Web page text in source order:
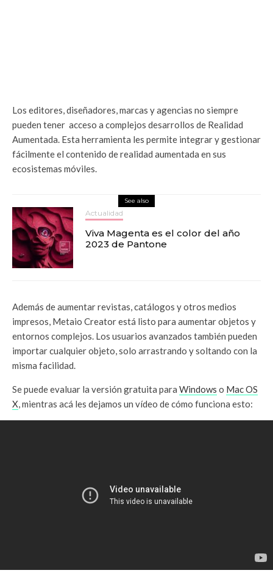
Los editores, diseñadores, marcas y agencias no siempre
pueden tener acceso a complejos desarrollos de Realidad
Aumentada. Esta herramienta les permite integrar y gestionar
fácilmente el contenido de realidad aumentada en sus
ecosistemas móviles.
See also
Actualidad
Viva Magenta es el color del año
2023 de Pantone
Además de aumentar revistas, catálogos y otros medios
impresos, Metaio Creator está listo para aumentar objetos y
entornos complejos. Los usuarios avanzados también pueden
importar cualquier objeto, solo arrastrando y soltando con la
misma facilidad.
Se puede evaluar la versión gratuita para Windows o Mac OS
X, mientras acá les dejamos un vídeo de cómo funciona esto: